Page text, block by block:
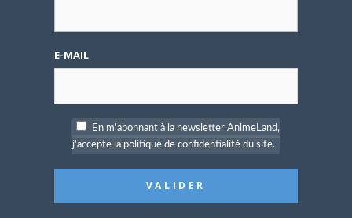
Une nouvelle série TV
pour 2027
[Entretien] Mokochan : «
E-MAIL
En m'abonnant à la newsletter AnimeLand,
j'accepte la politique de confidentialité du site.